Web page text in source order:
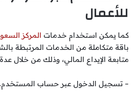
للأعمال
كما يمكن استخدام خدمات المركز
باقة متكاملة من الخدمات المرتبطة
متابعة الإيداع المالي، وذلك من خلال
– تسجيل الدخول عبر حساب المستخدم.